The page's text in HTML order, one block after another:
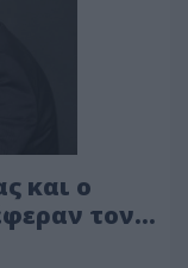
και ο
τον